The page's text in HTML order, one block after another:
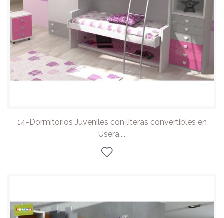
14-Dormitorios Juveniles con literas convertibles en
Usera,...